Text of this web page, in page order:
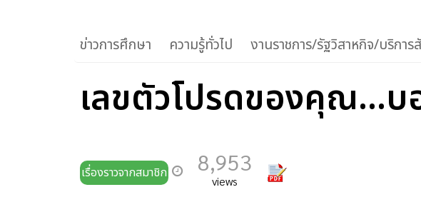
ข่าวการศึกษา ความรู้ทั่วไป งานราชการ/รัฐวิสาหกิจ/บริกา
เลขตัวโปรดของคุณ...บ
เรื่องราวจากสมาชิก 8,953
views